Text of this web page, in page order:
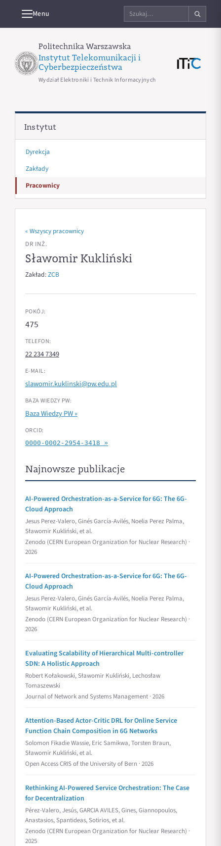
Menu
Szukaj
na
stronie
Politechnika Warszawska
Instytut Telekomunikacji i
Cyberbezpieczeństwa
Wydział Elektroniki i Technik Informacyjnych
« Wszyscy pracownicy
DR INŻ.
Sławomir Kukliński
Zakład:ZCB
POKÓJ:
475
TELEFON:
22 234 7349
E-MAIL:
slawomir.kuklinski@pw.edu.pl
BAZA WIEDZY PW:
Baza Wiedzy PW »
ORCID:
0000-0002-2954-3418 »
Najnowsze publikacje
AI-Powered Orchestration-as-a-Service for 6G: The 6G-
Cloud Approach
Jesus Perez-Valero, Ginés García-Avilés, Noelia Perez Palma,
Sławomir Kukliński, et al.
Zenodo (CERN European Organization for Nuclear Research) ·
2026
AI-Powered Orchestration-as-a-Service for 6G: The 6G-
Cloud Approach
Jesus Perez-Valero, Ginés García-Avilés, Noelia Perez Palma,
Sławomir Kukliński, et al.
Zenodo (CERN European Organization for Nuclear Research) ·
2026
Evaluating Scalability of Hierarchical Multi-controller
SDN: A Holistic Approach
Robert Kołakowski, Sławomir Kukliński, Lechosław
Tomaszewski
Journal of Network and Systems Management · 2026
Attention-Based Actor-Critic DRL for Online Service
Function Chain Composition in 6G Networks
Solomon Fikadie Wassie, Eric Samikwa, Torsten Braun,
Sławomir Kukliński, et al.
Open Access CRIS of the University of Bern · 2026
Rethinking AI-Powered Service Orchestration: The Case
for Decentralization
Pérez-Valero, Jesús, GARCIA AVILES, Gines, Giannopoulos,
Anastasios, Spantideas, Sotirios, et al.
Zenodo (CERN European Organization for Nuclear Research) ·
2025
Instytut
Dyrekcja
Zakłady
Pracownicy